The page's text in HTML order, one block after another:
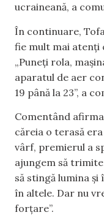
ucraineană, a
În continuare,
fie mult mai atenți
„Puneți rola,
aparatul de aer
19 până la 23”, a
Comentând
căreia o terasă
vârf, premierul a
ajungem să
să stingă lumina și
în altele. Dar nu
forțare”.